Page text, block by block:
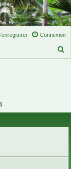
Connexion
r
1